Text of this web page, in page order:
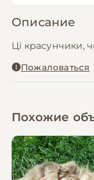
Описание
Ці красунчики,
Пожаловаться
Похожие